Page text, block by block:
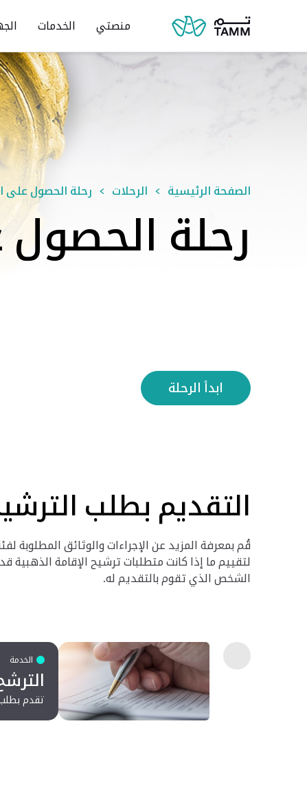
منصتي الخدمات
الصفحة الرئيسية الرحلات رحلة الحصول على
رحلة الحصول
ابدأ الرحلة
التقديم بطلب
قُم بمعرفة المزيد عن الإجراءات والوثائق
لتقييم ما إذا كانت متطلبات ترشيح الإقامة
الشخص الذي تقوم بالتقديم له.
الخدمة
تقدم بطلب